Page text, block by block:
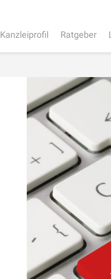
Kanzleiprofil Ratgeber